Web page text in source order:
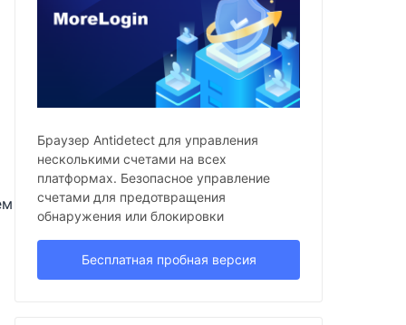
Браузер Antidetect для управления
несколькими счетами на всех
платформах. Безопасное управление
счетами для предотвращения
обнаружения или блокировки
Бесплатная пробная версия